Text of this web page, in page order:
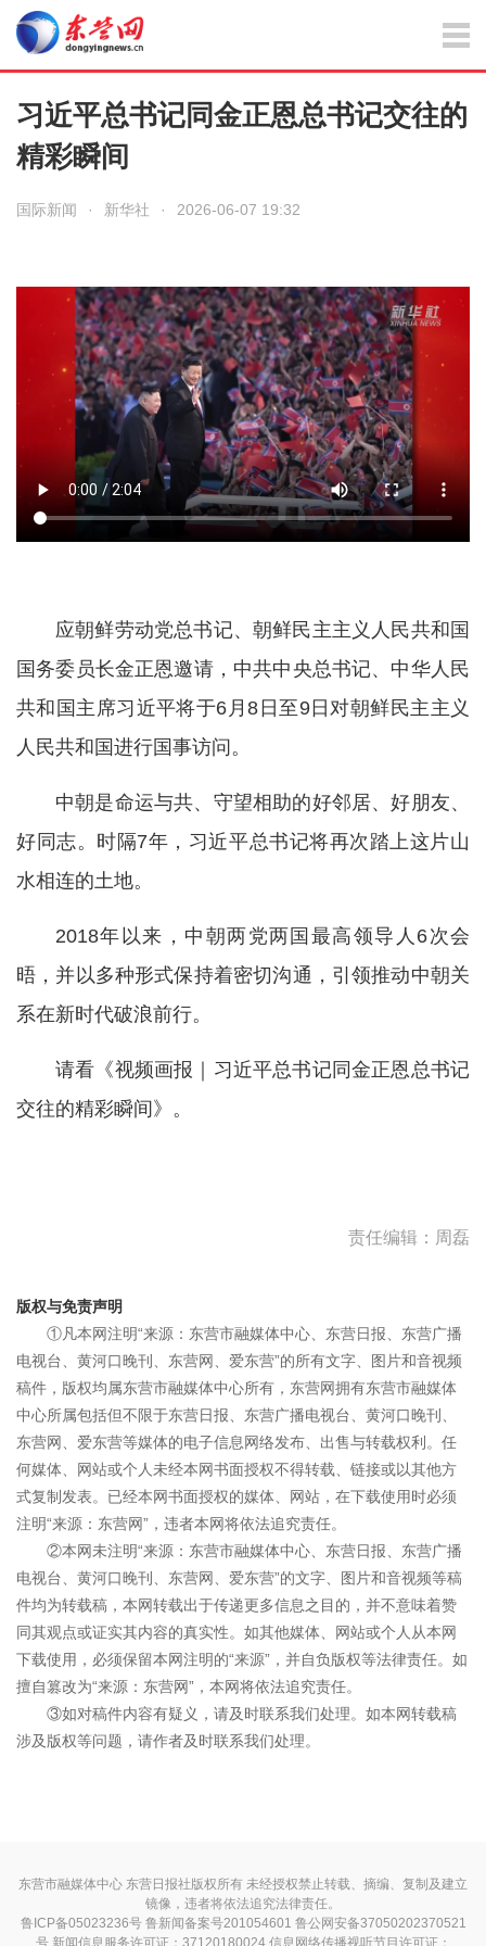
习近平总书记同金正恩总书记交往的
精彩瞬间
国际新闻 · 新华社 · 2026-06-07 19:32
应朝鲜劳动党总书记、朝鲜民主主义人民共和国
国务委员长金正恩邀请，中共中央总书记、中华人民
共和国主席习近平将于6月8日至9日对朝鲜民主主义
人民共和国进行国事访问。
中朝是命运与共、守望相助的好邻居、好朋友、
好同志。时隔7年，习近平总书记将再次踏上这片山
水相连的土地。
2018年以来，中朝两党两国最高领导人6次会
晤，并以多种形式保持着密切沟通，引领推动中朝关
系在新时代破浪前行。
请看《视频画报｜习近平总书记同金正恩总书记
交往的精彩瞬间》。
责任编辑：周磊
版权与免责声明
①凡本网注明“来源：东营市融媒体中心、东营日报、东营广播
电视台、黄河口晚刊、东营网、爱东营”的所有文字、图片和音视频
稿件，版权均属东营市融媒体中心所有，东营网拥有东营市融媒体
中心所属包括但不限于东营日报、东营广播电视台、黄河口晚刊、
东营网、爱东营等媒体的电子信息网络发布、出售与转载权利。任
何媒体、网站或个人未经本网书面授权不得转载、链接或以其他方
式复制发表。已经本网书面授权的媒体、网站，在下载使用时必须
注明“来源：东营网”，违者本网将依法追究责任。
②本网未注明“来源：东营市融媒体中心、东营日报、东营广播
电视台、黄河口晚刊、东营网、爱东营”的文字、图片和音视频等稿
件均为转载稿，本网转载出于传递更多信息之目的，并不意味着赞
同其观点或证实其内容的真实性。如其他媒体、网站或个人从本网
下载使用，必须保留本网注明的“来源”，并自负版权等法律责任。如
擅自篡改为“来源：东营网”，本网将依法追究责任。
③如对稿件内容有疑义，请及时联系我们处理。如本网转载稿
涉及版权等问题，请作者及时联系我们处理。
东营市融媒体中心 东营日报社版权所有 未经授权禁止转载、摘编、复制及建立
镜像，违者将依法追究法律责任。
鲁ICP备05023236号鲁新闻备案号201054601 鲁公网安备37050202370521
号 新闻信息服务许可证：37120180024信息网络传播视听节目许可证：